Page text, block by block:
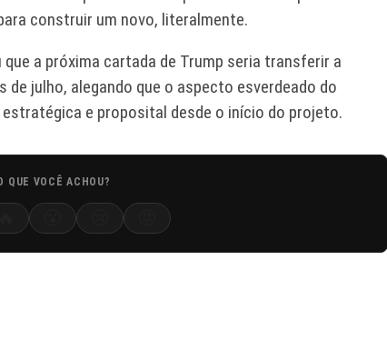
construir um novo, literalmente.
a próxima cartada de Trump seria transferir a
de julho, alegando que o aspecto esverdeado do
e proposital desde o início do projeto.
QUE VOCÊ ACHOU?